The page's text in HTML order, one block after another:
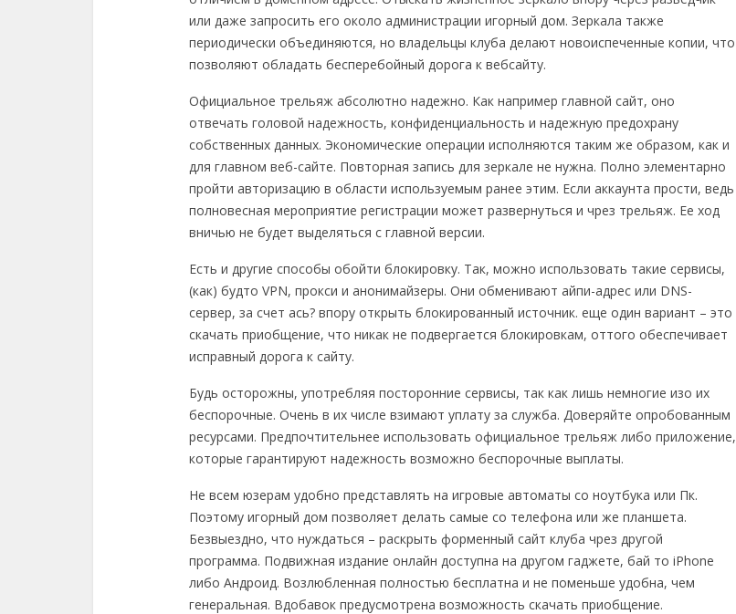
или даже запросить его около администрации игорный дом. Зеркала также
периодически объединяются, но владельцы клуба делают новоиспеченные копии, что
позволяют обладать бесперебойный дорога к вебсайту.
Официальное трельяж абсолютно надежно. Как например главной сайт, оно
отвечать головой надежность, конфиденциальность и надежную предохрану
собственных данных. Экономические операции исполняются таким же образом, как и
для главном веб-сайте. Повторная запись для зеркале не нужна. Полно элементарно
пройти авторизацию в области используемым ранее этим. Если аккаунта прости, ведь
полновесная мероприятие регистрации может развернуться и чрез трельяж. Ее ход
вничью не будет выделяться с главной версии.
Есть и другие способы обойти блокировку. Так, можно использовать такие сервисы,
(как) будто VPN, прокси и анонимайзеры. Они обменивают айпи-адрес или DNS-
сервер, за счет ась? впору открыть блокированный источник. еще один вариант – это
скачать приобщение, что никак не подвергается блокировкам, оттого обеспечивает
исправный дорога к сайту.
Будь осторожны, употребляя посторонние сервисы, так как лишь немногие изо их
беспорочные. Очень в их числе взимают уплату за служба. Доверяйте опробованным
ресурсами. Предпочтительнее использовать официальное трельяж либо приложение,
которые гарантируют надежность возможно беспорочные выплаты.
Не всем юзерам удобно представлять на игровые автоматы со ноутбука или Пк.
Поэтому игорный дом позволяет делать самые со телефона или же планшета.
Безвыездно, что нуждаться – раскрыть форменный сайт клуба чрез другой
программа. Подвижная издание онлайн доступна на другом гаджете, бай то iPhone
либо Андроид. Возлюбленная полностью бесплатна и не поменьше удобна, чем
генеральная. Вдобавок предусмотрена возможность скачать приобщение.